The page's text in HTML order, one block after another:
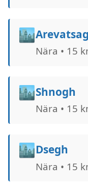
🏙️Arevatsag
Nära • 15
🏙️Shnogh
Nära • 15
🏙️Dsegh
Nära • 15